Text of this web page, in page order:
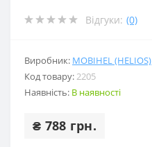
Відгуки: (0)
Виробник: MOBIHEL (HELIOS)
Код товару:2205
Наявність: В наявності
₴ 788 грн.